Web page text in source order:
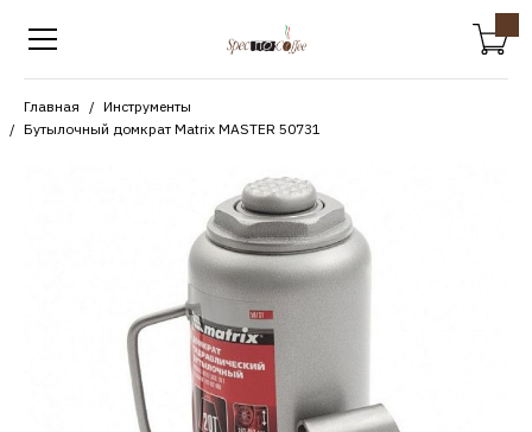
Главная
Инструменты
Бутылочный домкрат Matrix MASTER 50731